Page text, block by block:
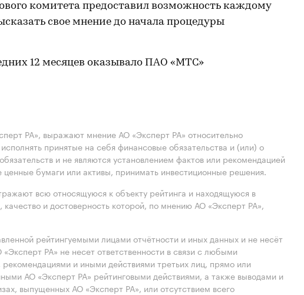
комитета предоставил возможность каждому
свое мнение до начала процедуры
12 месяцев оказывало ПАО «МТС»
РА», выражают мнение АО «Эксперт РА» относительно
принятые на себя финансовые обязательства и (или) о
и не являются установлением фактов или рекомендацией
ценные бумаги или активы, принимать инвестиционные решения.
всю относящуюся к объекту рейтинга и находящуюся в
и достоверность которой, по мнению АО «Эксперт РА»,
рейтингуемыми лицами отчётности и иных данных и не несёт
«Эксперт РА» не несет ответственности в связи с любыми
и иными действиями третьих лиц, прямо или
АО «Эксперт РА» рейтинговыми действиями, а также выводами и
выпущенных АО «Эксперт РА», или отсутствием всего